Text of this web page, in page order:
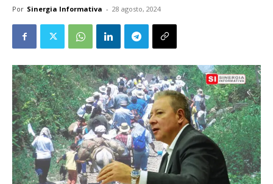
Por Sinergia Informativa - 28 agosto, 2024